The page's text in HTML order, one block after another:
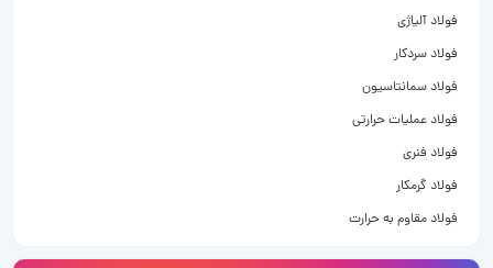
فولاد آلیاژی
فولاد سردکار
فولاد سمانتاسیون
فولاد عملیات حرارتی
فولاد فنری
فولاد گرمکار
فولاد مقاوم به حرارت